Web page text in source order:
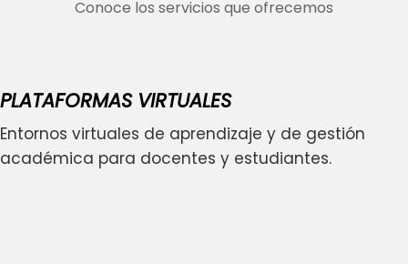
Conoce los servicios que ofrecemos
PLATAFORMAS VIRTUALES
Entornos virtuales de aprendizaje y de gestión
académica para docentes y estudiantes.